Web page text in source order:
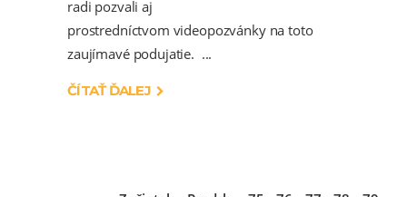
radi pozvali aj
prostredníctvom videopozvánky na toto
zaujímavé podujatie.
ČÍTAŤ ĎALEJ